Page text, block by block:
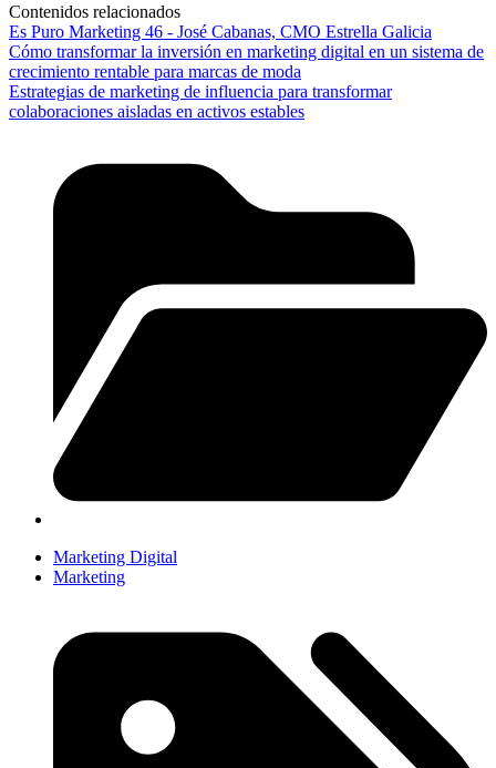
Contenidos relacionados
Es Puro Marketing 46 - José Cabanas, CMO Estrella Galicia
Cómo transformar la inversión en marketing digital en un sistema de
crecimiento rentable para marcas de moda
Estrategias de marketing de influencia para transformar
colaboraciones aisladas en activos estables
Marketing Digital
Marketing